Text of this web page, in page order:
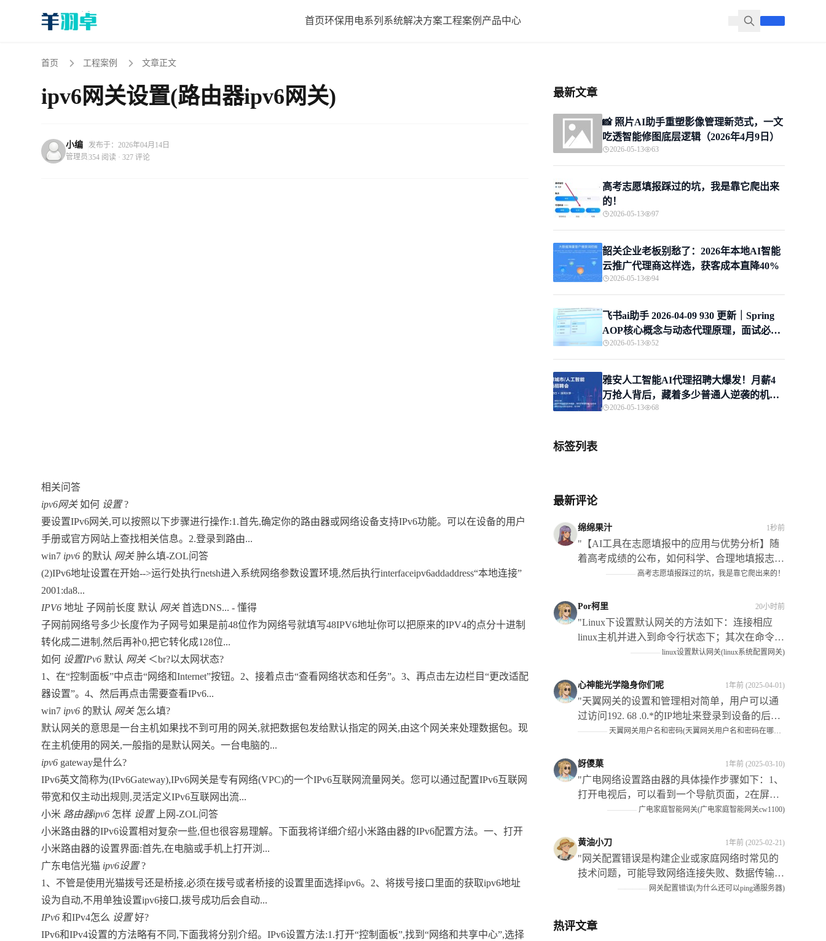
首页环保用电系列 系统解决方案工程案例 产品中心
首页 工程案例 文章正文
ipv6网关设置(路由器ipv6网关)
小编
管理员
发布于：2026年04月14日
354 阅读 · 327 评论
相关问答
ipv6网关如何 设置?
要设置IPv6网关,可以按照以下步骤进行操作:1.首先,确定你的路由器或网络设备支持IPv6功能。可以在设备的用户
手册或官方网站上查找相关信息。2.登录到路由...
win7 ipv6 的默认 网关 肿么填-ZOL问答
(2)IPv6地址设置在开始-->运行处执行netsh进入系统网络参数设置环境,然后执行interfaceipv6addaddress“本地连接”
2001:da8...
IPV6地址 子网前长度 默认 网关首选DNS... - 懂得
子网前网络号多少长度作为子网号如果是前48位作为网络号就填写48IPV6地址你可以把原来的IPV4的点分十进制
转化成二进制,然后再补0,把它转化成128位...
如何 设置IPv6 默认 网关 ＜br?以太网状态?
1、在“控制面板”中点击“网络和Internet”按钮。2、接着点击“查看网络状态和任务”。3、再点击左边栏目“更改适配
器设置”。4、然后再点击需要查看IPv6...
win7 ipv6 的默认 网关 怎么填?
默认网关的意思是一台主机如果找不到可用的网关,就把数据包发给默认指定的网关,由这个网关来处理数据包。现
在主机使用的网关,一般指的是默认网关。一台电脑的...
ipv6 gateway是什么?
IPv6英文简称为(IPv6Gateway),IPv6网关是专有网络(VPC)的一个IPv6互联网流量网关。您可以通过配置IPv6互联网
带宽和仅主动出规则,灵活定义IPv6互联网出流...
小米 路由器ipv6 怎样 设置 上网-ZOL问答
小米路由器的IPv6设置相对复杂一些,但也很容易理解。下面我将详细介绍小米路由器的IPv6配置方法。一、打开
小米路由器的设置界面:首先,在电脑或手机上打开浏...
广东电信光猫 ipv6设置?
1、不管是使用光猫拨号还是桥接,必须在拨号或者桥接的设置里面选择ipv6。2、将拨号接口里面的获取ipv6地址
设为自动,不用单独设置ipv6接口,拨号成功后会自动...
IPv6和IPv4怎么 设置好?
IPv6和IPv4设置的方法略有不同,下面我将分别介绍。IPv6设置方法:1.打开“控制面板”,找到“网络和共享中心”,选择
最新文章
📸 照片AI助手重塑影像管理新范式，一文
吃透智能修图底层逻辑（2026年4月9日）
2026-05-13 63
高考志愿填报踩过的坑，我是靠它爬出来
的！
2026-05-13 97
韶关企业老板别愁了：2026年本地AI智能
云推广代理商这样选，获客成本直降40%
2026-05-13 94
飞书ai助手 2026-04-09 930 更新｜Spring
AOP核心概念与动态代理原理，面试必看
指南
2026-05-13 52
雅安人工智能AI代理招聘大爆发！月薪4
万抢人背后，藏着多少普通人逆袭的机
会？
2026-05-13 68
标签列表
最新评论
绵绵果汁 1秒前
"【AI工具在志愿填报中的应用与优势分析】随
着高考成绩的公布，如何科学、合理地填报志愿
成为考生和家长关注的焦点，本文探讨了如何使
其带来的好处和挑战等方面内容进行了阐述和讨
论；同时结合个人经历及专家建议给出了相应策
略和建议以供参考！"
————高考志愿填报踩过的坑，我是靠它爬出来的！
Por柯里 20小时前
"Linux下设置默认网关的方法如下：连接相应
linux主机并进入到命令行状态下；其次在命令中
输入routeadddefaultgw192.068.*.*,代表具体的IP
统中,从而实现访问该网络的功能"
————linux设置默认网关(linux系统配置网关)
心神能光学隐身你们呢 1年前 (2025-04-01)
"天翼网关的设置和管理相对简单，用户可以通
过访问192. 68 .0.*的IP地址来登录到设备的后台
管理系统，在系统中可以完成包括设置WIFI名
的多项任务。**需要注意的是**：在进行任何更
改之前请确保您已经备份了所有重要的数据和信
息以防止可能的损失或损坏发生"
———— 天翼网关用户名和密码(天翼网关用户名和密码在哪里找到)
訝儍菓 1年前 (2025-03-10)
"广电网络设置路由器的具体操作步骤如下：1、
打开电视后，可以看到一个导航页面，2在屏幕
的左下方有”设“这个选项了移动光标选中它打3
单项并点击进入5如果需要输入宽带账号和密码
请按照提示进行6如果不需要账号密码直接连接
以太网接口即可7路由器会自动获取IP地址并开
————广电家庭智能网关(广电家庭智能网关cw1100)
黄油小刀 1年前 (2025-02-21)
"网关配置错误是构建企业或家庭网络时常见的
技术问题，可能导致网络连接失败、数据传输缓
慢甚至安全隐患，本文深入探讨了其成因和影响
信息使用向导固件更新备份恢复等可以有效解决
问题同时提高技术能力制定规范流程和使用管理
————网关配置错误(为什么还可以ping通服务器)
热评文章